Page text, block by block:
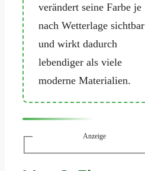
verändert seine Farbe je
nach Wetterlage sichtbar
und wirkt dadurch
lebendiger als viele
moderne Materialien.
Anzeige